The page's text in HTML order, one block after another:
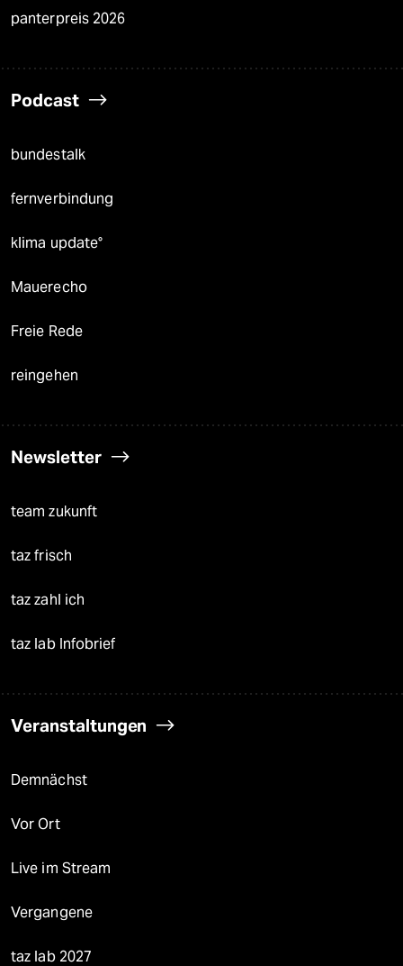
panterpreis 2026
Podcast
bundestalk
fernverbindung
klima update°
Mauerecho
Freie Rede
reingehen
Newsletter
team zukunft
taz frisch
taz zahl ich
taz lab Infobrief
Veranstaltungen
Demnächst
Vor Ort
Live im Stream
Vergangene
taz lab 2027